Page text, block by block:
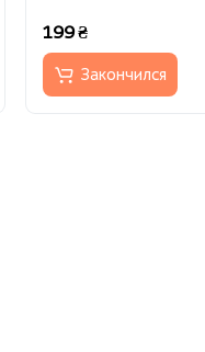
199 ₴
Закончился